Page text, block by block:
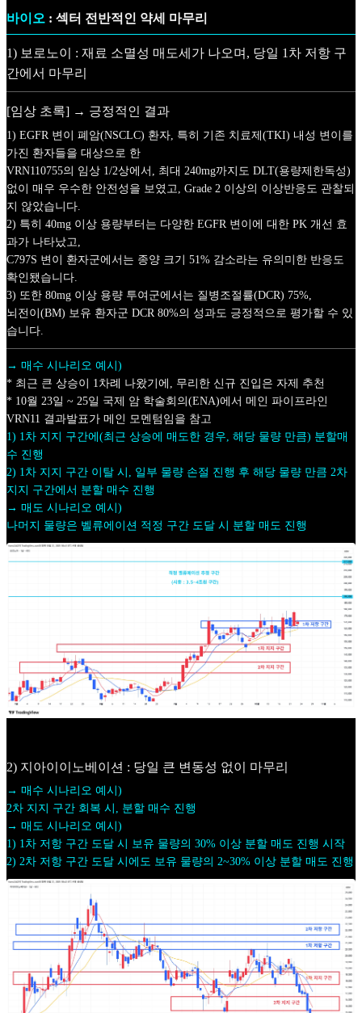
바이오 : 섹터 전반적인 약세 마무리
1) 보로노이 : 재료 소멸성 매도세가 나오며, 당일 1차 저항 구
간에서 마무리
[임상 초록] → 긍정적인 결과
1) EGFR 변이 폐암(NSCLC) 환자, 특히 기존 치료제(TKI) 내성 변이를
가진 환자들을 대상으로 한
VRN110755의 임상 1/2상에서, 최대 240mg까지도 DLT(용량제한독성)
없이 매우 우수한 안전성을 보였고, Grade 2 이상의 이상반응도 관찰되
지 않았습니다.
2) 특히 40mg 이상 용량부터는 다양한 EGFR 변이에 대한 PK 개선 효
과가 나타났고,
C797S 변이 환자군에서는 종양 크기 51% 감소라는 유의미한 반응도
확인됐습니다.
3) 또한 80mg 이상 용량 투여군에서는 질병조절률(DCR) 75%,
뇌전이(BM) 보유 환자군 DCR 80%의 성과도 긍정적으로 평가할 수 있
습니다.
→ 매수 시나리오 예시)
* 최근 큰 상승이 1차례 나왔기에, 무리한 신규 진입은 자제 추천
* 10월 23일 ~ 25일 국제 암 학술회의(ENA)에서 메인 파이프라인
VRN11 결과발표가 메인 모멘텀임을 참고
1) 1차 지지 구간에(최근 상승에 매도한 경우, 해당 물량 만큼) 분할매
수 진행
2) 1차 지지 구간 이탈 시, 일부 물량 손절 진행 후 해당 물량 만큼 2차
지지 구간에서 분할 매수 진행
→ 매도 시나리오 예시)
나머지 물량은 벨류에이션 적정 구간 도달 시 분할 매도 진행
2) 지아이이노베이션 : 당일 큰 변동성 없이 마무리
→ 매수 시나리오 예시)
2차 지지 구간 회복 시, 분할 매수 진행
→ 매도 시나리오 예시)
1) 1차 저항 구간 도달 시 보유 물량의 30% 이상 분할 매도 진행 시작
2) 2차 저항 구간 도달 시에도 보유 물량의 2~30% 이상 분할 매도 진행